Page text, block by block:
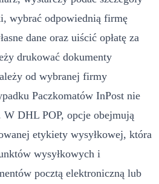
wybrać odpowiednią firmę
dane oraz uiścić opłatę za
drukować dokumenty
od wybranej firmy
Paczkomatów InPost nie
W DHL POP, opcje obejmują
etykiety wysyłkowej, która
wysyłkowych i
pocztą elektroniczną lub